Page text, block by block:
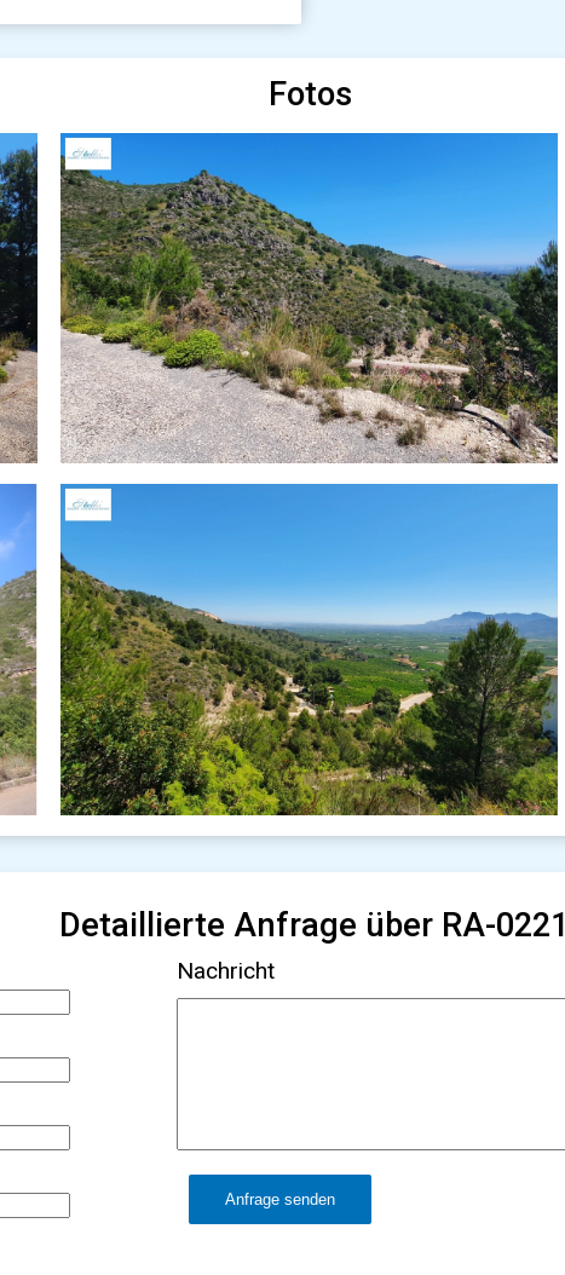
Fotos
Detaillierte Anfrage über RA-0221
Nachricht
Anfrage senden